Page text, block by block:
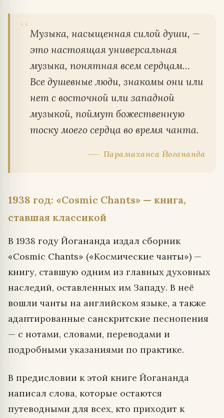
Музыка, насыщенная силой души, —
это настоящая универсальная
музыка, понятная всем сердцам…
Все душевные люди, знакомы они или
нет с восточной или западной
музыкой, поймут божественную
тоску моего сердца во время чанта.
Парамаханса Йогананда
1938 год: «Cosmic Chants» — книга,
ставшая классикой
В 1938 году Йогананда издал сборник
«Cosmic Chants» («Космические чанты») —
книгу, ставшую одним из главных духовных
наследий, оставленных им Западу. В неё
вошли чанты на английском языке, а также
адаптированные санскритские песнопения
— с нотами, словами, переводами и
подробными указаниями по практике.
В предисловии к этой книге Йогананда
написал слова, которые остаются
путеводными для всех, кто приходит к